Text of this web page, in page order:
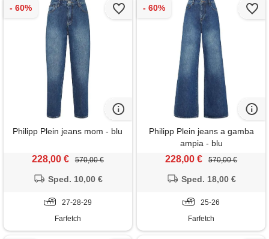
Philipp Plein jeans mom - blu
228,00 € 570,00 €
Sped. 10,00 €
27-28-29
Farfetch
Philipp Plein jeans a gamba
ampia - blu
228,00 € 570,00 €
Sped. 18,00 €
25-26
Farfetch